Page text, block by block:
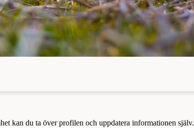
kan du ta över profilen och uppdatera informationen själv.